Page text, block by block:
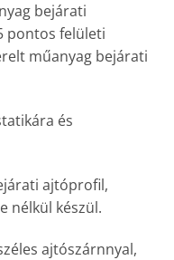
bejárati
pontos felületi
műanyag bejárati
és
ajtóprofil,
nélkül készül.
ajtószárnnyal,